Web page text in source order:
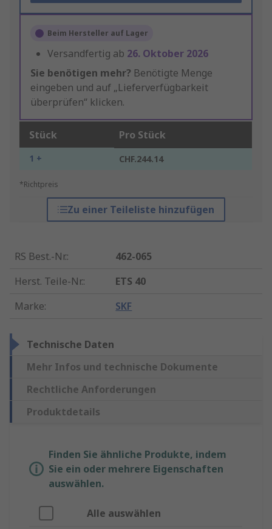
Beim Hersteller auf Lager
Versandfertig ab 26. Oktober 2026
Sie benötigen mehr? Benötigte Menge
eingeben und auf „Lieferverfügbarkeit
überprüfen“ klicken.
Stück Pro Stück
1 + CHF.244.14
*Richtpreis
Zu einer Teileliste hinzufügen
RS Best.-Nr.:
462-065
Herst. Teile-Nr.:
ETS 40
Marke: SKF
Technische Daten
Mehr Infos und technische Dokumente
Rechtliche Anforderungen
Produktdetails
Finden Sie ähnliche Produkte, indem
Sie ein oder mehrere Eigenschaften
auswählen.
Alle auswählen